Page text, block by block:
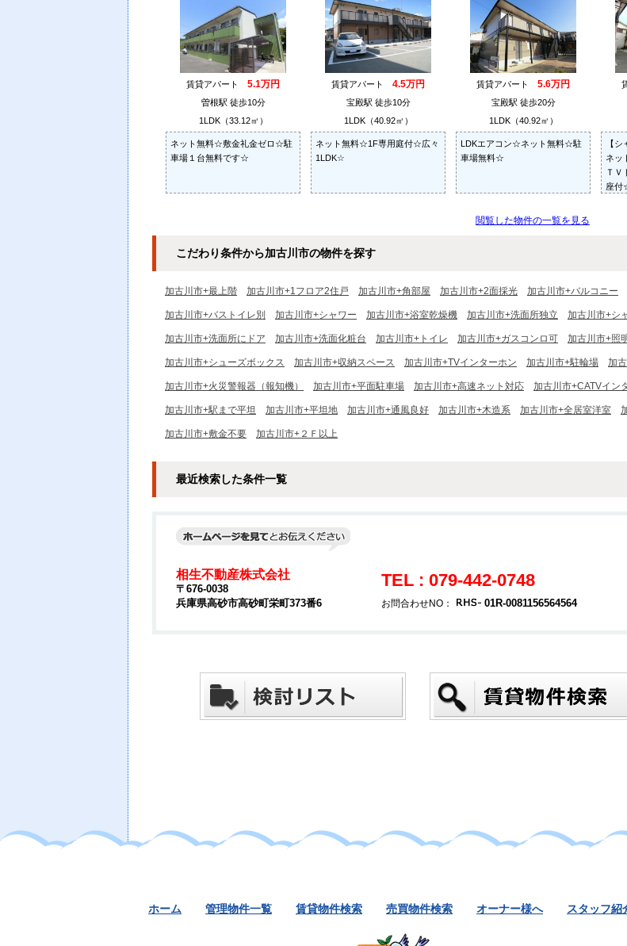
賃貸アパート 5.1万円
曽根駅 徒歩10分
1LDK（33.12㎡）
ネット無料☆敷金礼金ゼロ☆駐
車場１台無料です☆
賃貸アパート 4.5万円
宝殿駅 徒歩10分
1LDK（40.92㎡）
ネット無料☆1F専用庭付☆広々
1LDK☆
賃貸アパート 5.6万円
宝殿駅 徒歩20分
1LDK（40.92㎡）
LDKエアコン☆ネット無料☆駐
車場無料☆
【
ネッ
ＴＶ
座付
閲覧した物件の一覧を見る
こだわり条件から加古川市の物件を探す
加古川市+最上階 加古川市+1フロア2住戸 加古川市+角部屋 加古川市+2面採光 加古川市+バルコニー
加古川市+バストイレ別 加古川市+シャワー 加古川市+浴室乾燥機 加古川市+洗面所独立 加古川市+シ
加古川市+洗面所にドア 加古川市+洗面化粧台 加古川市+トイレ 加古川市+ガスコンロ可 加古川市+照
加古川市+シューズボックス 加古川市+収納スペース 加古川市+TVインターホン 加古川市+駐輪場 加
加古川市+火災警報器（報知機） 加古川市+平面駐車場 加古川市+高速ネット対応 加古川市+CATVイン
加古川市+駅まで平坦 加古川市+平坦地 加古川市+通風良好 加古川市+木造系 加古川市+全居室洋室
加古川市+敷金不要 加古川市+２Ｆ以上
最近検索した条件一覧
相生不動産株式会社
〒676-0038
兵庫県高砂市高砂町栄町373番6
TEL : 079-442-0748
お問合わせNO： 01R-0081156564564
ホーム 管理物件一覧 賃貸物件検索 売買物件検索 オーナー様へ スタッフ紹